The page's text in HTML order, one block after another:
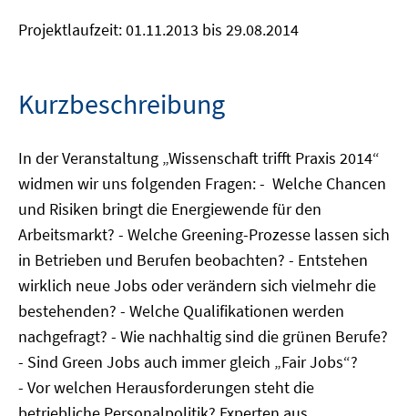
Projektlaufzeit: 01.11.2013 bis 29.08.2014
Kurzbeschreibung
In der Veranstaltung „Wissenschaft trifft Praxis 2014“
widmen wir uns folgenden Fragen: - Welche Chancen
und Risiken bringt die Energiewende für den
Arbeitsmarkt? - Welche Greening-Prozesse lassen sich
in Betrieben und Berufen beobachten? - Entstehen
wirklich neue Jobs oder verändern sich vielmehr die
bestehenden? - Welche Qualifikationen werden
nachgefragt? - Wie nachhaltig sind die grünen Berufe?
- Sind Green Jobs auch immer gleich „Fair Jobs“?
- Vor welchen Herausforderungen steht die